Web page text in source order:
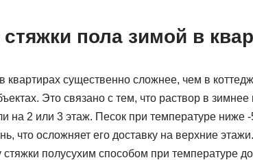
стяжки пола зимой в
квартирах существенно сложнее, чем в
Это связано с тем, что раствор в
на 2 или 3 этаж. Песок при температуре ниже -
что осложняет его доставку на верхние
стяжки полусухим способом при температуре